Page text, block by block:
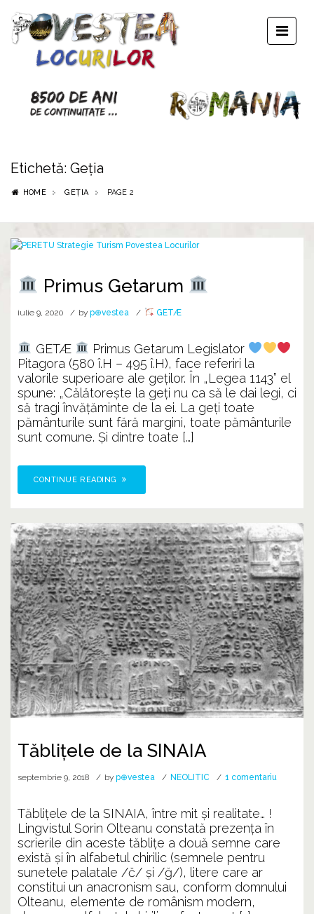
Etichetă: Geția
HOME GEȚIA PAGE 2
Primus Getarum
iulie 9, 2020 by p⊕vestea GETÆ
GETÆ
Primus Getarum Legislator
Pitagora (580 î.H – 495 î.H), face referiri la
valorile superioare ale geţilor. În „Legea 1143” el
spune: „Călătoreşte la geţi nu ca să le dai legi, ci
să tragi învăţăminte de la ei. La geţi toate
pământurile sunt fără margini, toate pământurile
sunt comune. Și dintre toate […]
CONTINUE READING
Tăblițele de la SINAIA
septembrie 9, 2018 by p⊕vestea NEOLITIC 1 comentariu
Tăblițele de la SINAIA, între mit și realitate… !
Lingvistul Sorin Olteanu constată prezența în
scrierile din aceste tăblițe a două semne care
există și în alfabetul chirilic (semnele pentru
sunetele palatale /č/ și /ğ/), litere care ar
constitui un anacronism sau, conform domnului
Olteanu, elemente de românism modern,